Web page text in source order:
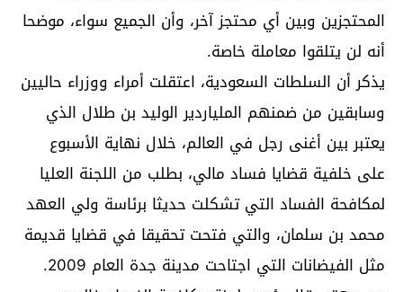
المحتجزين وبين أي محتجز آخر، وأن الجميع سواء، موضحا
أنه لن يتلقوا معاملة خاصة.
يذكر أن السلطات السعودية، اعتقلت أمراء ووزراء حاليين
وسابقين من ضمنهم الملياردير الوليد بن طلال الذي
يعتبر بين أغنى رجل في العالم، خلال نهاية الأسبوع
على خلفية قضايا فساد مالي، بطلب من اللجنة العليا
لمكافحة الفساد التي تشكلت حديثا برئاسة ولي العهد
محمد بن سلمان، والتي فتحت تحقيقا في قضايا قديمة
مثل الفيضانات التي اجتاحت مدينة جدة العام 2009.